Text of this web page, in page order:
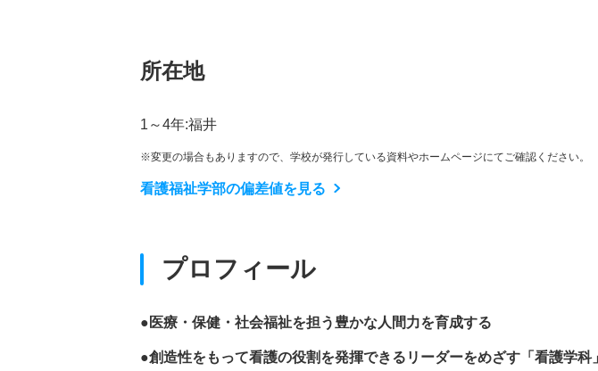
所在地
1～4年:福井
※変更の場合もありますので、学校が発行している資料やホームページにてご確認ください。
看護福祉学部の偏差値を見る
プロフィール
●医療・保健・社会福祉を担う豊かな人間力を育成する
●創造性をもって看護の役割を発揮できるリーダーをめざす「看護学科」